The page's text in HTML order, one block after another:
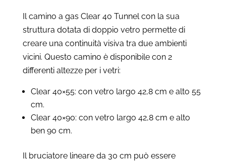
prezzo:
da
€3.530
a
€4.100
Il camino a gas Clear 40 Tunnel con la sua
struttura dotata di doppio vetro permette di
creare una continuità visiva tra due ambienti
vicini. Questo camino è disponibile con 2
differenti altezze per i vetri:
Clear 40×55: con vetro largo 42,8 cm e alto 55
cm.
Clear 40×90: con vetro largo 42,8 cm e alto
ben 90 cm.
Il bruciatore lineare da 30 cm può essere